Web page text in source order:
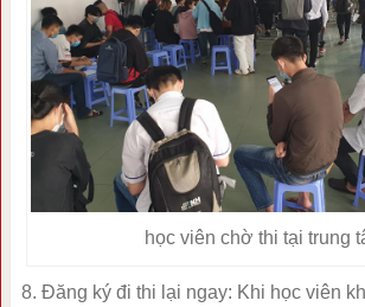
học viên chờ thi tại trung
8. Đăng ký đi thi lại ngay: Khi học viên